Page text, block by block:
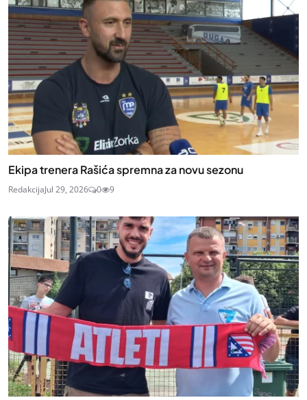
Ekipa trenera Rašića spremna za novu sezonu
RedakcijaJul 29, 2026 0 9